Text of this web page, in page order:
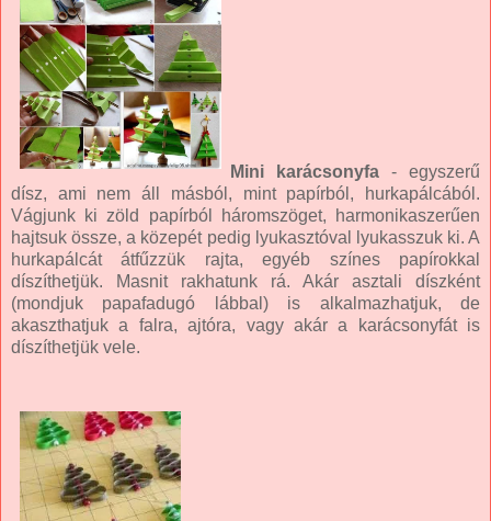
Mini karácsonyfa - egyszerű
dísz, ami nem áll másból, mint papírból, hurkapálcából.
Vágjunk ki zöld papírból háromszöget, harmonikaszerűen
hajtsuk össze, a közepét pedig lyukasztóval lyukasszuk ki. A
hurkapálcát átfűzzük rajta, egyéb színes papírokkal
díszíthetjük. Masnit rakhatunk rá. Akár asztali díszként
(mondjuk papafadugó lábbal) is alkalmazhatjuk, de
akaszthatjuk a falra, ajtóra, vagy akár a karácsonyfát is
díszíthetjük vele.